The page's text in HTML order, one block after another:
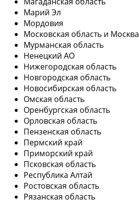
Марий Эл
Мордовия
Московская область и Москва
Мурманская область
Ненецкий АО
Нижегородская область
Новгородская область
Новосибирская область
Омская область
Оренбургская область
Орловская область
Пензенская область
Пермский край
Приморский край
Псковская область
Республика Алтай
Ростовская область
Рязанская область